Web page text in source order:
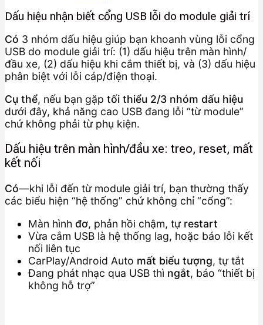
Dấu hiệu nhận biết cổng USB lỗi do module giải trí
Có 3 nhóm dấu hiệu giúp bạn khoanh vùng lỗi cổng
USB do module giải trí: (1) dấu hiệu trên màn hình/
đầu xe, (2) dấu hiệu khi cắm thiết bị, và (3) dấu hiệu
phân biệt với lỗi cáp/điện thoại.
Cụ thể, nếu bạn gặp tối thiểu 2/3 nhóm dấu hiệu
dưới đây, khả năng cao USB đang lỗi “từ module”
chứ không phải từ phụ kiện.
Dấu hiệu trên màn hình/đầu xe: treo, reset, mất
kết nối
Có—khi lỗi đến từ module giải trí, bạn thường thấy
các biểu hiện “hệ thống” chứ không chỉ “cổng”:
Màn hình đơ, phản hồi chậm, tự restart
Vừa cắm USB là hệ thống lag, hoặc báo lỗi kết
nối liên tục
CarPlay/Android Auto mất biểu tượng, tự tắt
Đang phát nhạc qua USB thì ngắt, báo “thiết bị
không hỗ trợ”